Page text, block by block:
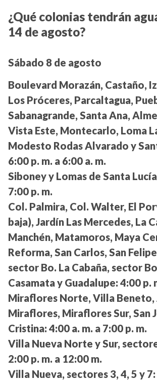
¿Qué colonias tendrán
14 de agosto?
Sábado 8 de agosto
Boulevard Morazán, Castaño,
Los Próceres, Parcaltagua,
Sabanagrande, Santa Ana,
Vista Este, Montecarlo, Loma
Modesto Rodas Alvarado y
6:00 p. m. a 6:00 a. m.
Siboney y Lomas de Santa
7:00 p. m.
Col. Palmira, Col. Walter, El
baja), Jardín Las Mercedes, La
Manchén, Matamoros, Maya
Reforma, San Carlos, San
sector Bo. La Cabaña, sector
Casamata y Guadalupe: 4:00 p.
Miraflores Norte, Villa Beneto,
Miraflores, Miraflores Sur, San
Cristina: 4:00 a. m. a 7:00 p. m.
Villa Nueva Norte y Sur,
2:00 p. m. a 12:00 m.
Villa Nueva, sectores 3, 4, 5 y 7: